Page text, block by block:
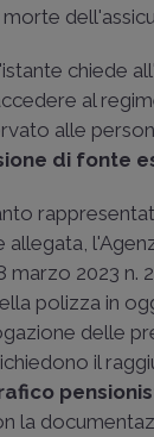
chiede
al
alle
di fonte
allegata,
marzo 2023 n.
polizza in
delle
il
la